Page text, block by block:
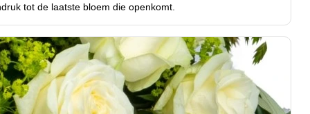
tot de laatste bloem die openkomt.